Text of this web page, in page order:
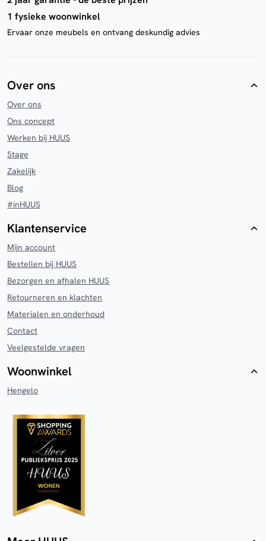
1 fysieke woonwinkel
Ervaar onze meubels en ontvang deskundig advies
Over ons
Over ons
Ons concept
Werken bij HUUS
Stage
Zakelijk
Blog
#inHUUS
Klantenservice
Mijn account
Bestellen bij HUUS
Bezorgen en afhalen HUUS
Retourneren en klachten
Materialen en onderhoud
Contact
Veelgestelde vragen
Woonwinkel
Hengelo